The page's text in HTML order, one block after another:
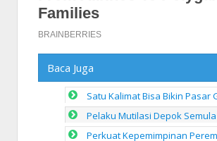
Baca Juga
Satu Kalimat Bisa Bikin Pasar
Pelaku Mutilasi Depok
Perkuat Kepemimpinan